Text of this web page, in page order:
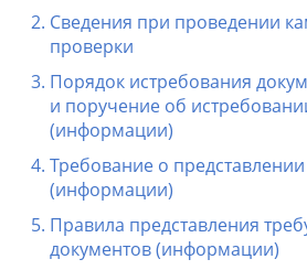
Сведения при проведении
проверки
Порядок истребования
и поручение об
(информации)
Требование о
(информации)
Правила представления
документов (информации)